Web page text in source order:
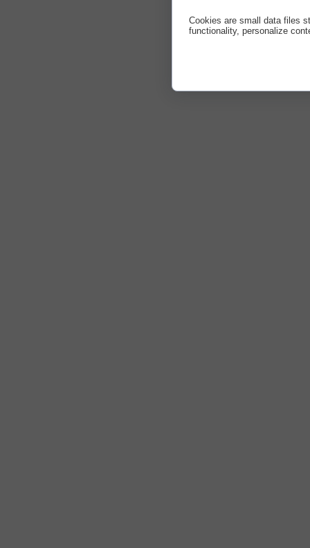
Cookies are small data files
functionality, personalize